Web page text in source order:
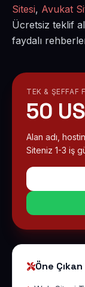
Sitesi, Avukat
Ücretsiz teklif
faydalı
TEK & ŞEFFAF
50
Alan adı,
Siteniz 1-3 iş
Öne